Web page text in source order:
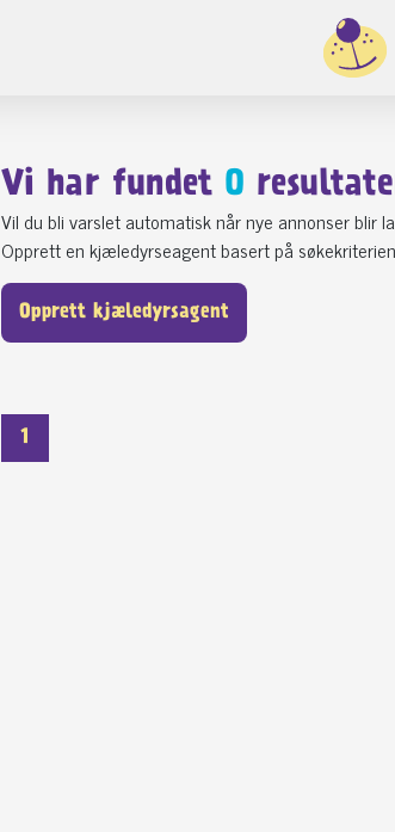
Vi har fundet 0
Vil du bli varslet automatisk når nye annonser blir
Opprett en kjæledyrseagent basert på
Opprett kjæledyrsagent
1